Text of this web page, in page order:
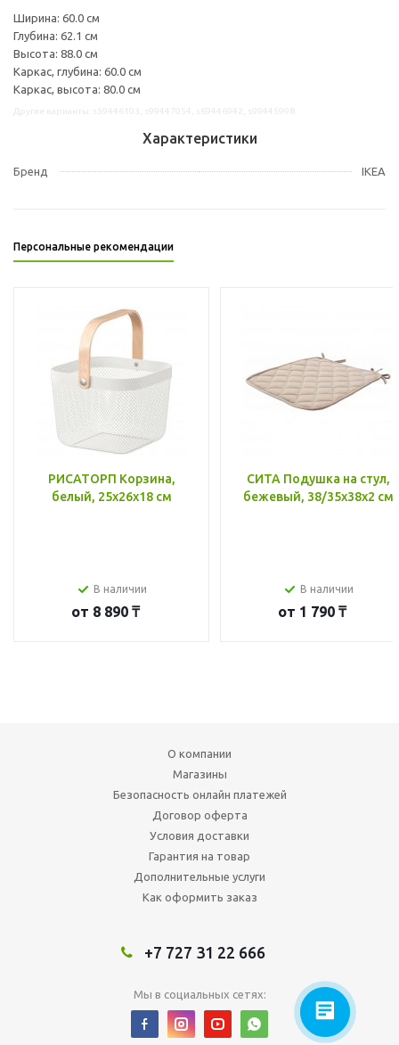
Ширина: 60.0 см
Глубина: 62.1 см
Высота: 88.0 см
Каркас, глубина: 60.0 см
Каркас, высота: 80.0 см
Характеристики
Бренд IKEA
Персональные рекомендации
РИСАТОРП Корзина,
белый, 25x26x18 см
В наличии
от 8 890 ₸
СИТА Подушка на стул,
бежевый, 38/35x38x2 см
В наличии
от 1 790 ₸
О компании
Магазины
Безопасность онлайн платежей
Договор оферта
Условия доставки
Гарантия на товар
Дополнительные услуги
Как оформить заказ
+7 727 31 22 666
Мы в социальных сетях: